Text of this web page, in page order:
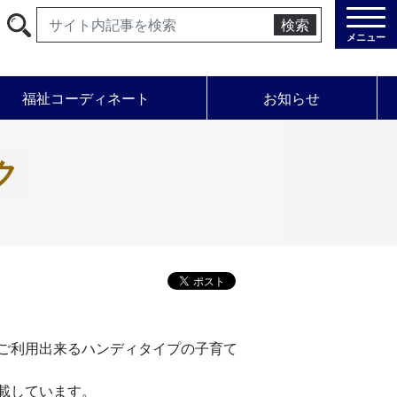
検索
メニュー
福祉コーディネート お知らせ
用出来るハンディタイプの子育て
ています。